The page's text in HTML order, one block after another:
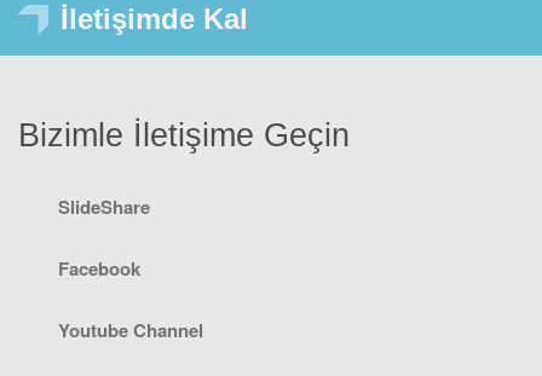
İletişimde Kal
Bizimle İletişime Geçin
SlideShare
Facebook
Youtube Channel